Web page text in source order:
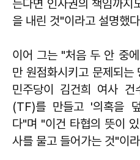
는다면 인사권의 책임까지
을 내린 것"이라고 설명했
이어 그는 "처음 두 안 중
만 원점화시키고 문제되는
민주당이 김건희 여사 건
(TF)를 만들고 '의혹을
다"며 "이건 타협의 뜻이
사를 물고 들어가는 것"이